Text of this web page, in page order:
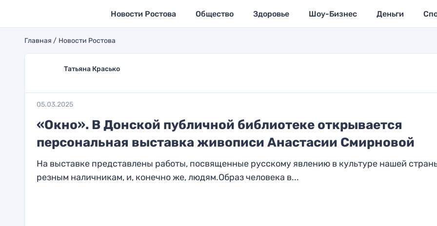
Новости Ростова Общество Здоровье Шоу-Бизнес Деньги
Главная Новости Ростова
Татьяна Красько
05.03.2025
«Окно». В Донской публичной библиотеке открывается
персональная выставка живописи Анастасии Смирновой
На выставке представлены работы, посвященные русскому явлению в культуре нашей
резным наличникам, и, конечно же, людям.Образ человека в...